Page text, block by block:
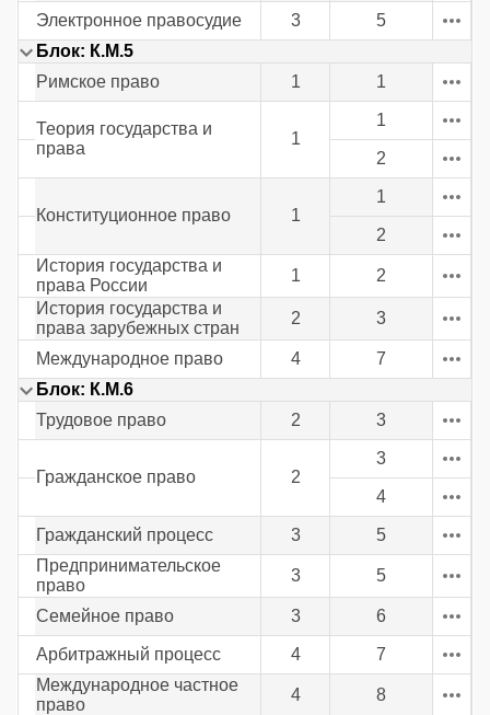
Электронное правосудие 3
5
Блок: К.М.5
Римское право
1 1
Теория государства и
права
1
1
2
Конституционное право 1
1
2
История государства и
права России
1
2
История государства и
права зарубежных стран
2 3
Международное право 4
7
Блок: К.М.6
Трудовое право
2 3
Гражданское право 2
3
4
Гражданский процесс 3
5
Предпринимательское
право
3 5
Семейное право 3 6
Арбитражный процесс 4
7
Международное частное
право
4
8